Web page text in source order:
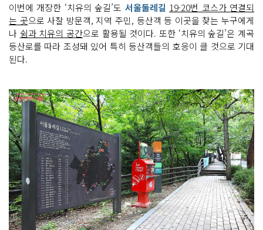
이번에 개장한 ‘치유의 숲길’도 서울둘레길 19·20번 코스가 연결되
는 곳으로 사찰 방문객, 지역 주민, 등산객 등 이곳을 찾는 누구에게
나 쉼과 치유의 공간으로 활용될 것이다. 또한 ‘치유의 숲길’은 계곡
등산로를 따라 조성돼 있어 특히 등산객들의 호응이 클 것으로 기대
된다.